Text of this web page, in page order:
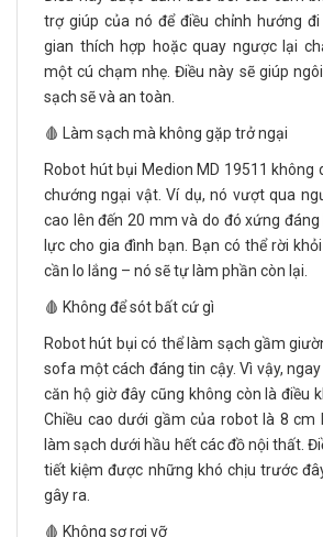
trợ giúp của nó để điều chỉnh hướng
gian thích hợp hoặc quay ngược lại
một cú chạm nhẹ. Điều này sẽ giúp
sạch sẽ và an toàn.
🩸 Làm sạch mà không gặp trở ngại
Robot hút bụi Medion MD 19511 không
chướng ngại vật. Ví dụ, nó vượt qua
cao lên đến 20 mm và do đó xứng
lực cho gia đình bạn. Bạn có thể rời
cần lo lắng – nó sẽ tự làm phần còn lại.
🩸 Không để sót bất cứ gì
Robot hút bụi có thể làm sạch gầm
sofa một cách đáng tin cậy. Vì vậy,
căn hộ giờ đây cũng không còn là điều
Chiều cao dưới gầm của robot là 8 cm
làm sạch dưới hầu hết các đồ nội thất.
tiết kiệm được những khó chịu trước
gây ra.
🩸 Không sợ rơi vỡ